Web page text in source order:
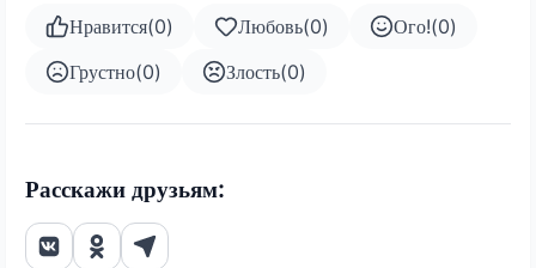
Нравится(0) Любовь(0) Ого!(0)
Грустно(0) Злость(0)
Расскажи друзьям: